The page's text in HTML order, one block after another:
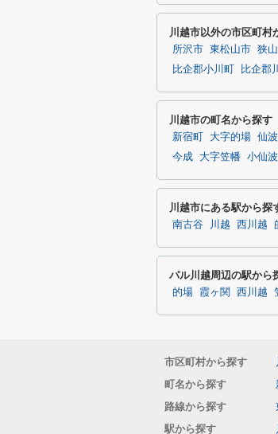
川越市以外の市区町村
所沢市 東松山市 狭
比企郡小川町
比企郡
川越市の町名から探す
新宿町 大字的場 仙波
今成
大字笠幡 小仙波
川越市にある駅から探
南古谷 川越 西川越
パル川越周辺の駅から
的場 霞ヶ関 西川越
市区町村から探す
町名から探す
路線から探す
駅から探す